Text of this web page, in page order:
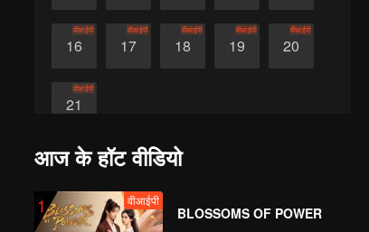
16
वीआईपी
17
वीआईपी
18
वीआईपी
19
वीआईपी
20
वीआईपी
21
वीआईपी
आज के हॉट वीडियो
1 वीआईपी
BLOSSOMS OF POWER